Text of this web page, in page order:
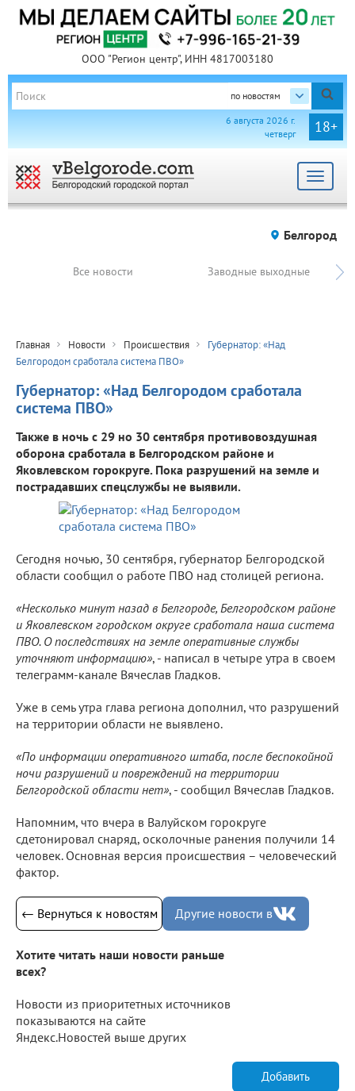
ООО "Регион центр", ИНН 4817003180
по новостям
18+
6 августа 2026 г.
четверг
Toggle
Белгород
Все новости Заводные выходные
Главная Новости Происшествия
Губернатор: «Над
Белгородом сработала система ПВО»
Губернатор: «Над Белгородом сработала
система ПВО»
Также в ночь с 29 но 30 сентября противовоздушная
оборона сработала в Белгородском районе и
Яковлевском горокруге. Пока разрушений на земле и
пострадавших спецслужбы не выявили.
Сегодня ночью, 30 сентября, губернатор Белгородской
области сообщил о работе ПВО над столицей региона.
«Несколько минут назад в Белгороде, Белгородском районе
и Яковлевском городском округе сработала наша система
ПВО. О последствиях на земле оперативные службы
уточняют информацию», - написал в четыре утра в своем
телеграмм-канале Вячеслав Гладков.
Уже в семь утра глава региона дополнил, что разрушений
на территории области не выявлено.
«По информации оперативного штаба, после беспокойной
ночи разрушений и повреждений на территории
Белгородской области нет», - сообщил Вячеслав Гладков.
Напомним, что вчера в Валуйском горокруге
сдетонировал снаряд, осколочные ранения получили 14
человек. Основная версия происшествия – человеческий
фактор.
← Вернуться к новостям Другие новости в
Хотите читать наши новости раньше
всех?
Новости из приоритетных источников
показываются на сайте
Яндекс.Новостей выше других
Добавить